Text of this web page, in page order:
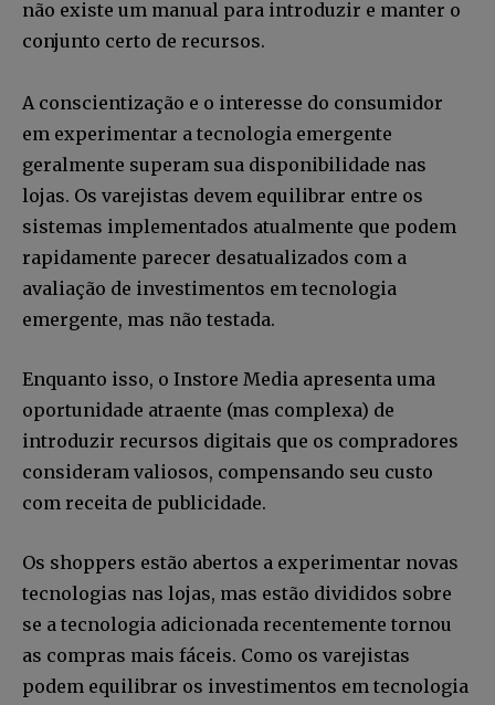
não existe um manual para introduzir e manter o
conjunto certo de recursos.
A conscientização e o interesse do consumidor
em experimentar a tecnologia emergente
geralmente superam sua disponibilidade nas
lojas. Os varejistas devem equilibrar entre os
sistemas implementados atualmente que podem
rapidamente parecer desatualizados com a
avaliação de investimentos em tecnologia
emergente, mas não testada.
Enquanto isso, o Instore Media apresenta uma
oportunidade atraente (mas complexa) de
introduzir recursos digitais que os compradores
consideram valiosos, compensando seu custo
com receita de publicidade.
Os shoppers estão abertos a experimentar novas
tecnologias nas lojas, mas estão divididos sobre
se a tecnologia adicionada recentemente tornou
as compras mais fáceis. Como os varejistas
podem equilibrar os investimentos em tecnologia